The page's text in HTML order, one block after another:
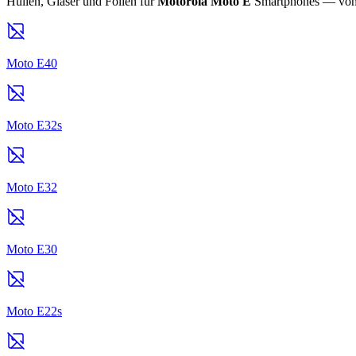
Moto E40
Moto E32s
Moto E32
Moto E30
Moto E22s